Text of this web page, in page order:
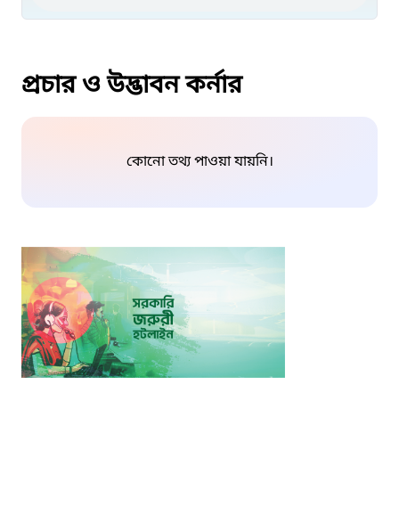
প্রচার ও উদ্ভাবন কর্নার
কোনো তথ্য পাওয়া যায়নি।